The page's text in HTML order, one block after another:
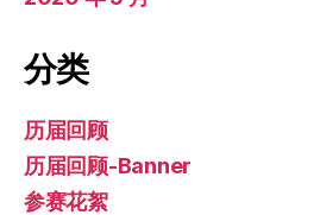
分类
历届回顾
历届回顾-Banner
参赛花絮